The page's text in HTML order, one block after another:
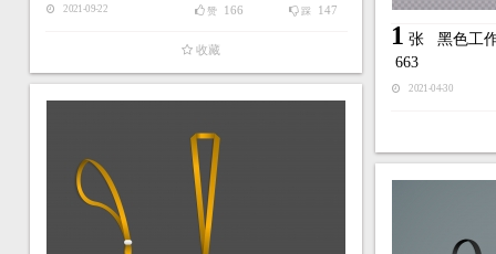
2021-09-22 踩 147
赞 166
收藏 1 张 黑色工
663
2021-04-30